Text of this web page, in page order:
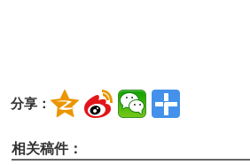
分享：
相关稿件：